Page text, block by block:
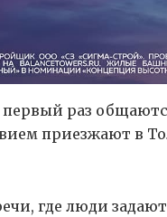
раз
приезжают в
где люди